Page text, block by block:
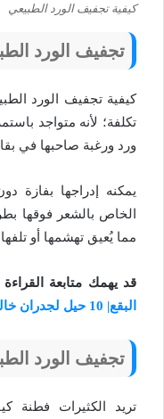
كيفية تجفيف الورد الطبيعي
تجفيف الورد
كيفية تجفيف الورد
تكلفة؛ لأنه متواجد
ورد ورغبة صاحبها في
يمكنه إدراجها بفازة
الخاص بالشعر فوقها
مما يُعيق تهشمها أو
قد يهمك متابعة
البقع| 10 حيل لجدران خالية من الكتابة
تجفيف الورد
تريد الكثيرات فطنة